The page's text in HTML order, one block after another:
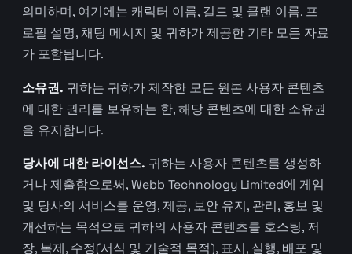
의미하며, 여기에는 캐릭터 이름, 길드 및 클랜 이름, 프
로필 설명, 채팅 메시지 및 귀하가 제공한 기타 모든 자료
가 포함됩니다.
소유권. 귀하는 귀하가 제작한 모든 원본 사용자 콘텐츠
에 대한 권리를 보유하는 한, 해당 콘텐츠에 대한 소유권
을 유지합니다.
당사에 대한 라이선스. 귀하는 사용자 콘텐츠를 생성하
거나 제출함으로써, Webb Technology Limited에 게임
및 당사의 서비스를 운영, 제공, 보안 유지, 관리, 홍보 및
개선하는 목적으로 귀하의 사용자 콘텐츠를 호스팅, 저
장, 복제, 수정(서식 및 기술적 목적), 표시, 실행, 배포 및